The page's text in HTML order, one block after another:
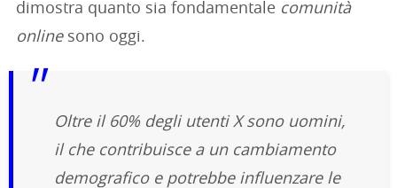
dimostra quanto sia fondamentale comunità
onlinesono oggi.
Oltre il 60% degli utenti X sono uomini,
il che contribuisce a un cambiamento
demografico e potrebbe influenzare le